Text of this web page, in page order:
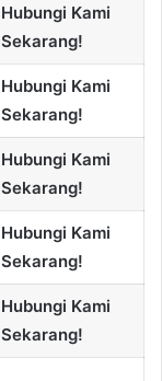
Hubungi Kami
Sekarang!
Hubungi Kami
Sekarang!
Hubungi Kami
Sekarang!
Hubungi Kami
Sekarang!
Hubungi Kami
Sekarang!